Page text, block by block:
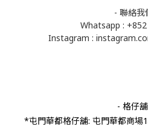
- 聯絡我
Whatsapp :
Instagram :
- 格仔
*屯門華都格仔舖: 屯門華都商場